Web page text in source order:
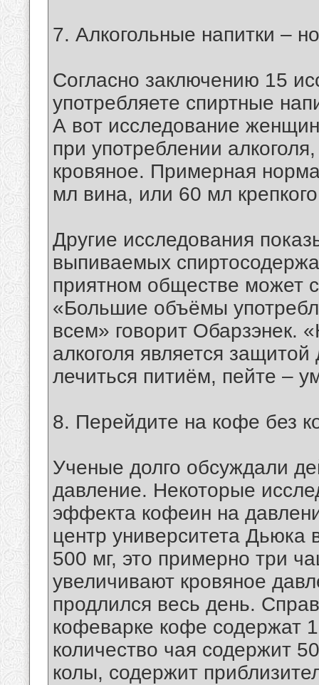
7. Алкогольные напитки –
Согласно заключению 15
употребляете спиртные
А вот исследование
при употреблении
кровяное. Примерная
мл вина, или 60 мл
Другие исследования
выпиваемых
приятном обществе может
«Большие объёмы
всем» говорит Обарзэнек.
алкоголя является
лечиться питиём, пейте –
8. Перейдите на кофе без
Ученые долго обсуждали
давление. Некоторые
эффекта кофеин на
центр университета
500 мг, это примерно три
увеличивают кровяное
продлился весь день.
кофеварке кофе содержат
количество чая содержит
колы, содержит